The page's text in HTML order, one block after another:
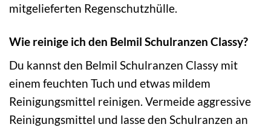
mitgelieferten Regenschutzhülle.
Wie reinige ich den Belmil Schulranzen Classy?
Du kannst den Belmil Schulranzen Classy mit
einem feuchten Tuch und etwas mildem
Reinigungsmittel reinigen. Vermeide aggressive
Reinigungsmittel und lasse den Schulranzen an